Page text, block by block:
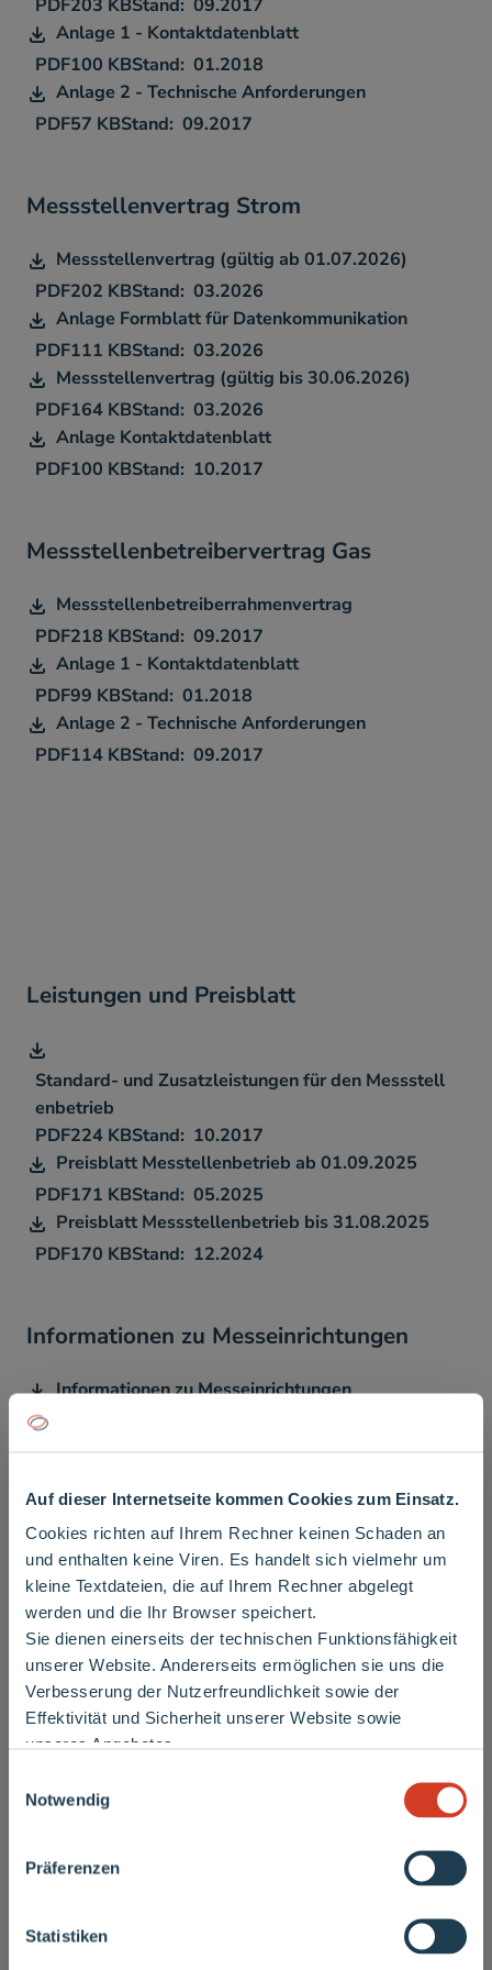
Auf dieser Internetseite kommen Cookies zum Einsatz.
Cookies richten auf Ihrem Rechner keinen Schaden an
und enthalten keine Viren. Es handelt sich vielmehr um
kleine Textdateien, die auf Ihrem Rechner abgelegt
werden und die Ihr Browser speichert.
Sie dienen einerseits der technischen Funktionsfähigkeit
unserer Website. Andererseits ermöglichen sie uns die
Verbesserung der Nutzerfreundlichkeit sowie der
Effektivität und Sicherheit unserer Website sowie
unseres Angebotes.
Notwendig
Präferenzen
Statistiken
Wichtiger Hinweis
anderer Energieversorger unterwegs, die an
Rechnungen vorzulegen oder Zählernummern
mitzuteilen.
Bitte beachten Sie: Diese Personen handeln
PDF203 KB
09.2017
Anlage 1 - Kontaktdatenblatt
PDF100 KB
01.2018
Anlage 2 - Technische Anforderungen
PDF57 KB 09.2017
Messstellenvertrag Strom
Messstellenvertrag (gültig ab 01.07.2026)
PDF202 KB
03.2026
Anlage Formblatt für Datenkommunikation
PDF111 KB
03.2026
Messstellenvertrag (gültig bis 30.06.2026)
PDF164 KB
03.2026
Anlage Kontaktdatenblatt
PDF100 KB 10.2017
Messstellenbetreibervertrag Gas
Messstellenbetreiberrahmenvertrag
PDF218 KB
09.2017
Anlage 1 - Kontaktdatenblatt
PDF99 KB
01.2018
Anlage 2 - Technische Anforderungen
PDF114 KB 09.2017
Leistungen und Preisblatt
Standard- und Zusatzleistungen für den Messstell
enbetrieb
PDF224 KB
10.2017
Preisblatt Messtellenbetrieb ab 01.09.2025
PDF171 KB
05.2025
Preisblatt Messstellenbetrieb bis 31.08.2025
PDF170 KB 12.2024
Informationen zu Messeinrichtungen
Informationen zu Messeinrichtungen
PDF
Kurzanleitung für eine moderne Messeinrichtung
PDF527 KB
11.2017
Smart Meter und digitale Stromzähler
PDF2 MB 09.2021
Technische Mindestanforderungen
Technische Anforderungen an die Errichtung und d
en Betrieb von Mess- und Zähleinrichtungen Stro
PDF57 KB
Technische Mindestanforderungen an den Messste